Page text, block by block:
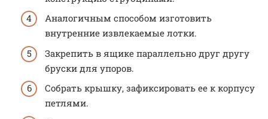
Аналогичным способом изготовить
внутренние извлекаемые лотки.
Закрепить в ящике параллельно друг другу
бруски для упоров.
Собрать крышку, зафиксировать ее к корпусу
петлями.